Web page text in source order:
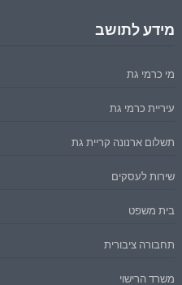
מידע לתושב
מי כרמי גת
עיריית כרמי גת
תשלום ארנונה קריית גת
שירות לעסקים
בית משפט
תחבורה ציבורית
משרד הרישוי